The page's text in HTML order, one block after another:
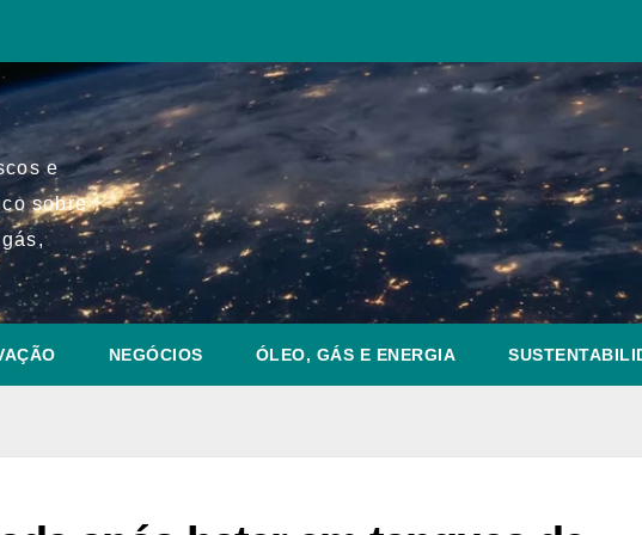
e
sobre
NEGÓCIOS ÓLEO, GÁS E ENERGIA